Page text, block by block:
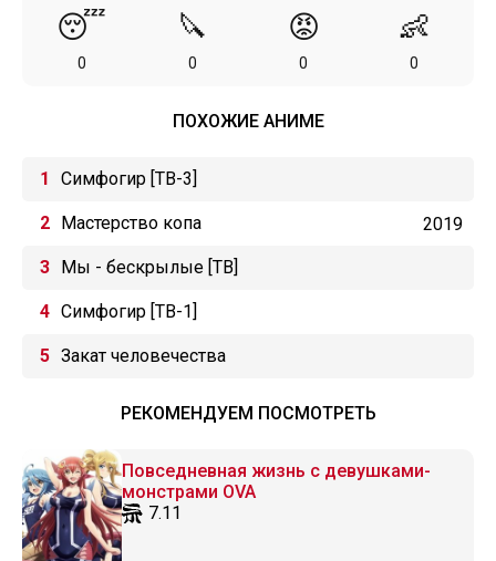
😴
0
🔪
0
😡
0
👶
0
ПОХОЖИЕ АНИМЕ
Симфогир [ТВ-3]
Мастерство копа 2019
Мы - бескрылые [ТВ]
Симфогир [ТВ-1]
Закат человечества
РЕКОМЕНДУЕМ ПОСМОТРЕТЬ
Повседневная жизнь с девушками-
монстрами OVA
7.11